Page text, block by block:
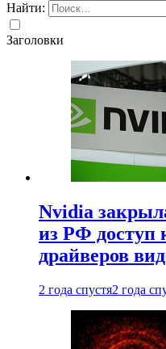
Найти:
Заголовки
Nvidia
из РФ доступ
драйверов
2 года спустя2 года